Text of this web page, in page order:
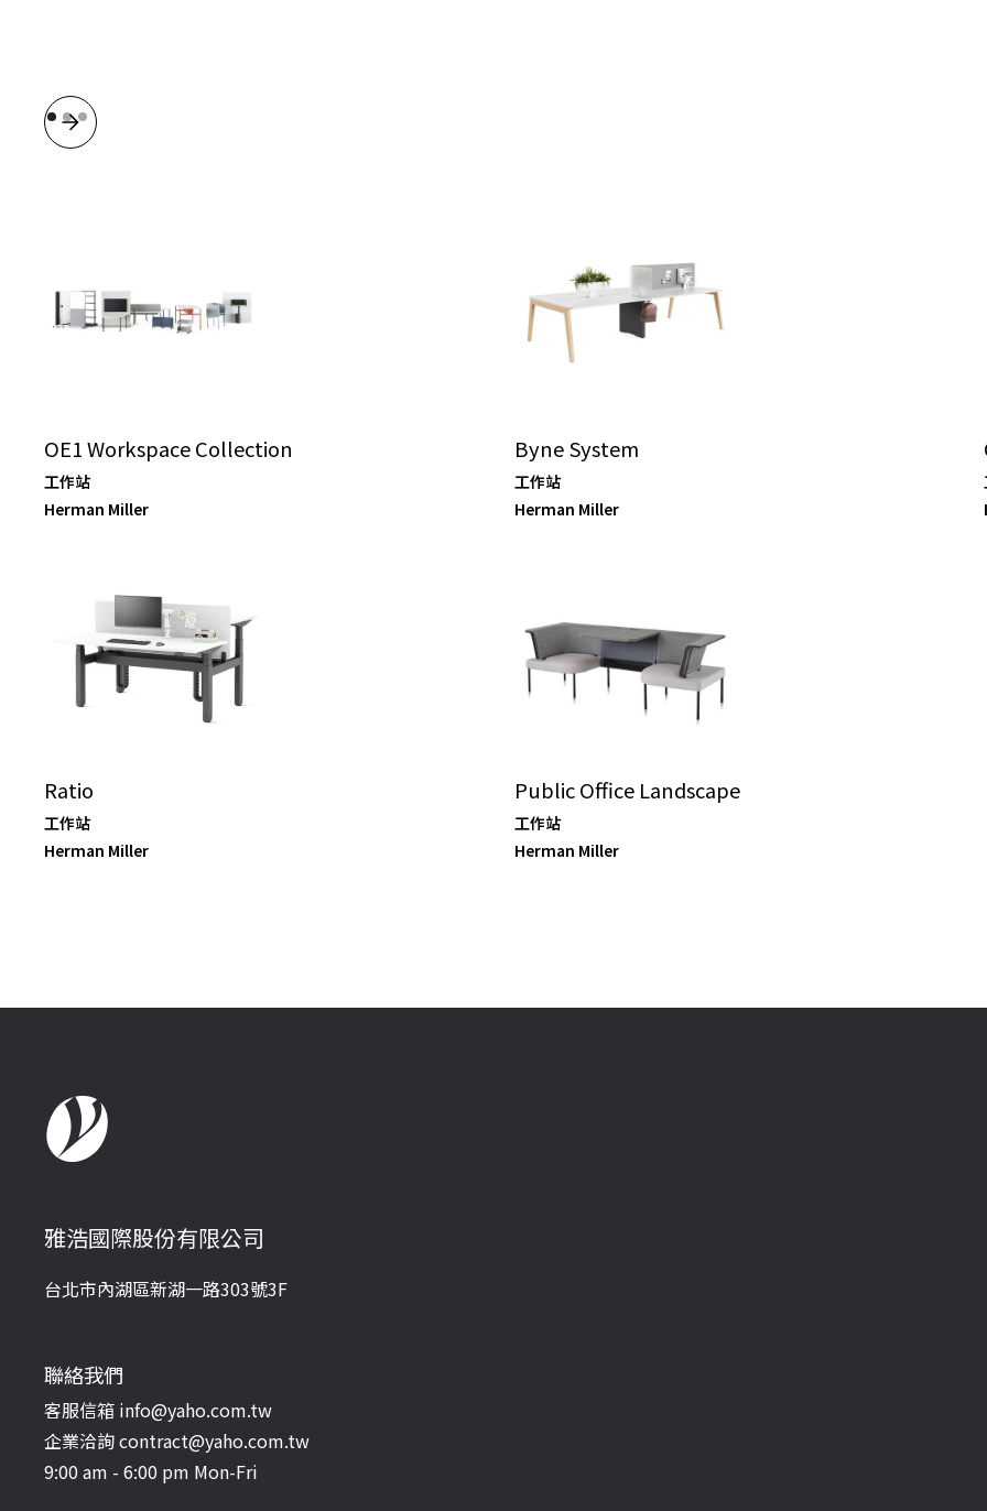
OE1 Workspace Collection
工作站
Herman Miller
Byne System
工作站
Herman Miller
Ratio
工作站
Herman Miller
Public Office Landscape
工作站
Herman Miller
雅浩國際股份有限公司
台北市內湖區新湖一路303號3F
聯絡我們
客服信箱 info@yaho.com.tw
企業洽詢 contract@yaho.com.tw
9:00 am - 6:00 pm Mon-Fri